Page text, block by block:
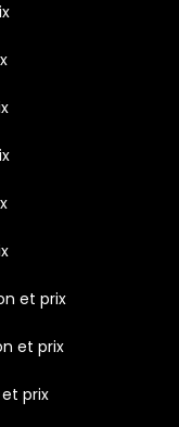
et prix
et prix
prix